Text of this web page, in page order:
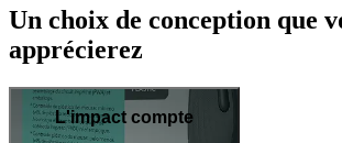
Un choix de conception que
apprécierez
L'impact compte